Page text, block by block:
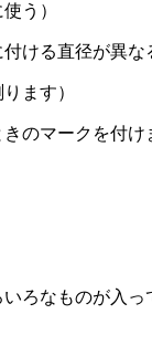
う）
ける直径が異
ます）
のマークを付け
ろなものが入っ